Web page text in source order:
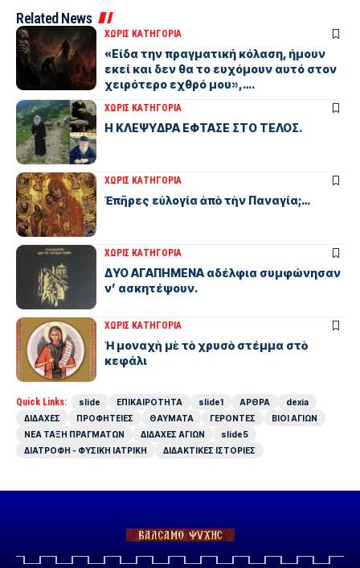
Related News
ΧΩΡΊΣ ΚΑΤΗΓΟΡΊΑ
«Είδα την πραγματική κόλαση, ήμουν
εκεί και δεν θα το ευχόμουν αυτό στον
χειρότερο εχθρό μου»,….
ΧΩΡΊΣ ΚΑΤΗΓΟΡΊΑ
Η ΚΛΕΨΥΔΡΑ ΕΦΤΑΣΕ ΣΤΟ ΤΕΛΟΣ.
ΧΩΡΊΣ ΚΑΤΗΓΟΡΊΑ
Ἐπῆρες εὐλογία ἀπὸ τὴν Παναγία;…
ΧΩΡΊΣ ΚΑΤΗΓΟΡΊΑ
ΔΥΟ ΑΓΑΠΗΜΕΝΑ αδέλφια συμφώνησαν
ν’ ασκητέψουν.
ΧΩΡΊΣ ΚΑΤΗΓΟΡΊΑ
Ἡ μοναχὴ μὲ τὸ χρυσὸ στέμμα στὸ
κεφάλι
Quick Links: slide ΕΠΙΚΑΙΡΟΤΗΤΑ slide1 ΑΡΘΡΑ
dexia
ΔΙΔΑΧΕΣ
ΠΡΟΦΗΤΕΙΕΣ ΘΑΥΜΑΤΑ ΓΕΡΟΝΤΕΣ
ΒΙΟΙ ΑΓΙΩΝ
ΝΕΑ ΤΑΞΗ ΠΡΑΓΜΑΤΩΝ
ΔΙΔΑΧΕΣ ΑΓΙΩΝ
slide5
ΔΙΑΤΡΟΦΗ - ΦΥΣΙΚΗ ΙΑΤΡΙΚΗ
ΔΙΔΑΚΤΙΚΕΣ ΙΣΤΟΡΙΕΣ